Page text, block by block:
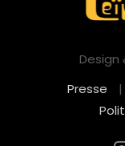
Design
Presse
|